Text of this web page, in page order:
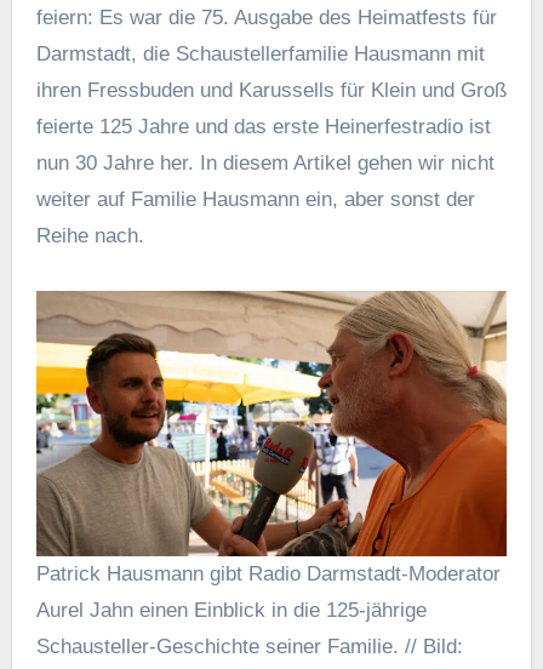
feiern: Es war die 75. Ausgabe des Heimatfests für
Darmstadt, die Schaustellerfamilie Hausmann mit
ihren Fressbuden und Karussells für Klein und Groß
feierte 125 Jahre und das erste Heinerfestradio ist
nun 30 Jahre her. In diesem Artikel gehen wir nicht
weiter auf Familie Hausmann ein, aber sonst der
Reihe nach.
Patrick Hausmann gibt Radio Darmstadt-Moderator
Aurel Jahn einen Einblick in die 125-jährige
Schausteller-Geschichte seiner Familie. // Bild: